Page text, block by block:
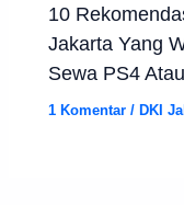
10
Jakarta Yang
Sewa PS4
1 Komentar /DKI